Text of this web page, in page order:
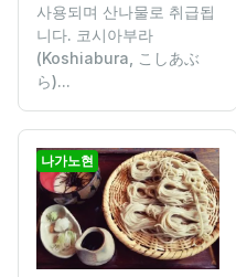
사용되며 산나물로 취급됩
니다. 코시아부라
(Koshiabura, こしあぶ
ら)...
나가노현